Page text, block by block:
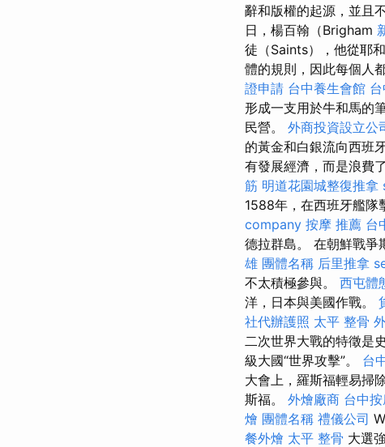
辭和版權的起源，並且
日，楊百翰（Brigham
徒（Saints），他從耶
體的規則，因此每個人
證申請 台中養生會館
形成一支用於牛和馬的
民營。 外商投資設立公
的黃金和白銀流向西班
有發展經濟，而是浪費
筋 明道花園城整復推拿
1588年，在西班牙艦隊
company 按摩 推薦 台
德拉群島。 在朝鮮戰爭
雄 團體名稱 后里推拿
不太積極參與。 西屯體
洋，日本與美國作戰。
社代辦護照 太平 整骨
二次世界大戰的特徵是
級大國“世界攻擊”。 台
大會上，羅斯福輕易掃
斯福。 外燴廠商 台中
燴 團體名稱 禮儀公司
餐外燴 太平 整骨 大選